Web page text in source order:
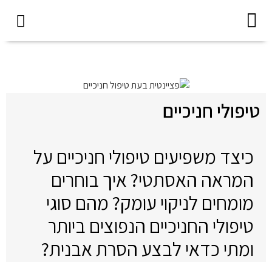
טיפולי חניכיים
כיצד משפיעים טיפולי חניכיים על
המראה האסתטי? איך בוחרים
מומחים לניקוי עומק? מהם סוגי
טיפולי החניכיים הנפוצים ביותר
ומתי כדאי לבצע הסרת אבנית?